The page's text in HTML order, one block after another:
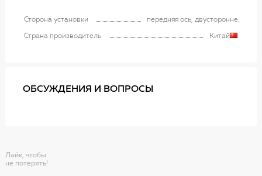
Сторона установки передняя ось, двусторонне
Страна производитель Китай
ОБСУЖДЕНИЯ И ВОПРОСЫ
Лайк, чтобы
не потерять!